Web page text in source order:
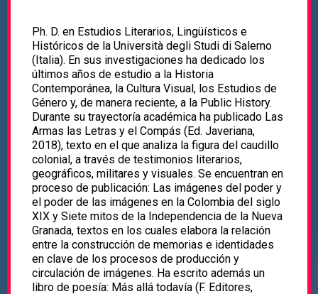
Ph. D. en Estudios Literarios, Lingüísticos e
Históricos de la Università degli Studi di Salerno
(Italia). En sus investigaciones ha dedicado los
últimos años de estudio a la Historia
Contemporánea, la Cultura Visual, los Estudios de
Género y, de manera reciente, a la Public History.
Durante su trayectoría académica ha publicado Las
Armas las Letras y el Compás (Ed. Javeriana,
2018), texto en el que analiza la figura del caudillo
colonial, a través de testimonios literarios,
geográficos, militares y visuales. Se encuentran en
proceso de publicación: Las imágenes del poder y
el poder de las imágenes en la Colombia del siglo
XIX y Siete mitos de la Independencia de la Nueva
Granada, textos en los cuales elabora la relación
entre la construcción de memorias e identidades
en clave de los procesos de producción y
circulación de imágenes. Ha escrito además un
libro de poesía: Más allá todavía (F. Editores,